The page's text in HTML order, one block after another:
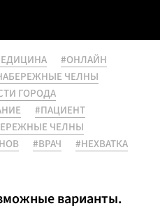
#ОНЛАЙН
ЧЕЛНЫ
ГОРОДА
#ПАЦИЕНТ
ЧЕЛНЫ
#ВРАЧ #НЕХВАТКА
варианты.